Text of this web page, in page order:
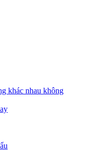
khác nhau không